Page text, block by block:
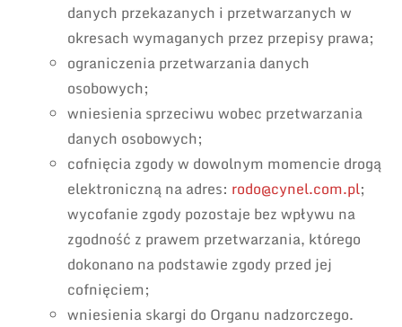
danych przekazanych i przetwarzanych w
okresach wymaganych przez przepisy prawa;
ograniczenia przetwarzania danych
osobowych;
wniesienia sprzeciwu wobec przetwarzania
danych osobowych;
cofnięcia zgody w dowolnym momencie drogą
elektroniczną na adres: rodo@cynel.com.pl;
wycofanie zgody pozostaje bez wpływu na
zgodność z prawem przetwarzania, którego
dokonano na podstawie zgody przed jej
cofnięciem;
wniesienia skargi do Organu nadzorczego.